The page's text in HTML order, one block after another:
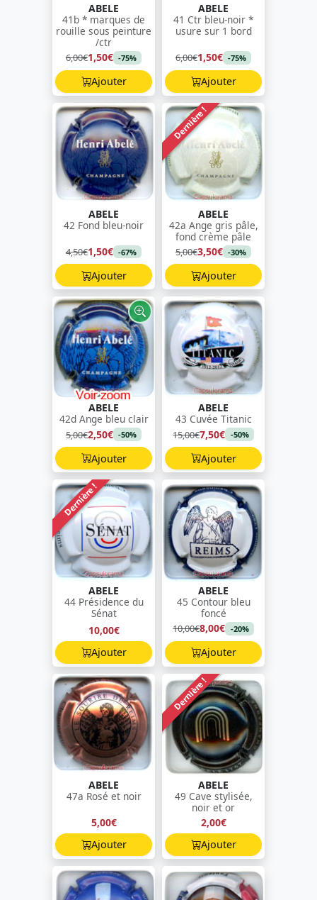
ABELE
41b * marques de
rouille sous peinture
/ctr
6,00€1,50€ -75%
Ajouter
ABELE
41 Ctr bleu-noir *
usure sur 1 bord
6,00€1,50€ -75%
Ajouter
ABELE
42 Fond bleu-noir
4,50€1,50€ -67%
Ajouter
Dernière !
ABELE
42a Ange gris pâle,
fond crème pâle
5,00€3,50€ -30%
Ajouter
ABELE
42d Ange bleu clair
5,00€2,50€ -50%
Ajouter
ABELE
43 Cuvée Titanic
15,00€7,50€ -50%
Ajouter
Dernière !
ABELE
44 Présidence du
Sénat
10,00€
Ajouter
ABELE
45 Contour bleu
foncé
10,00€8,00€ -20%
Ajouter
ABELE
47a Rosé et noir
5,00€
Ajouter
Dernière !
ABELE
49 Cave stylisée,
noir et or
2,00€
Ajouter